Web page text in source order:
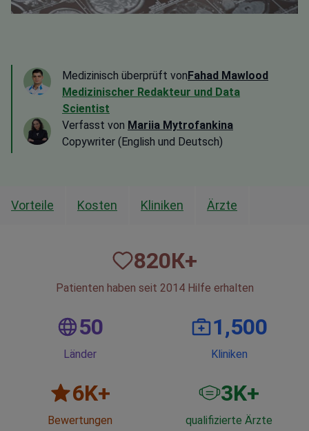
Medizinisch überprüft vonFahad Mawlood
Medizinischer Redakteur und Data
Scientist
Verfasst von Mariia Mytrofankina
Copywriter (English und Deutsch)
Vorteile Kosten Kliniken Ärzte
820К+
Patienten haben seit 2014 Hilfe erhalten
50
Länder
1,500
Kliniken
6K+
Bewertungen
3K+
qualifizierte Ärzte